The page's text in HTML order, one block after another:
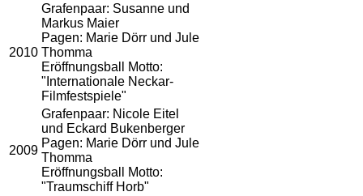
2010
Grafenpaar: Susanne und
Markus Maier
Pagen: Marie Dörr und Jule
Thomma
Eröffnungsball Motto:
"Internationale Neckar-
Filmfestspiele"
2009
Grafenpaar: Nicole Eitel
und Eckard Bukenberger
Pagen: Marie Dörr und Jule
Thomma
Eröffnungsball Motto:
"Traumschiff Horb"